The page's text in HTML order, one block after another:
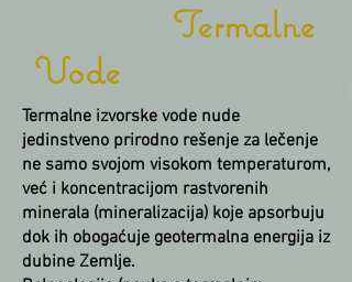
Termalne
Vode
Termalne izvorske vode nude
jedinstveno prirodno rešenje za lečenje
ne samo svojom visokom temperaturom,
već i koncentracijom rastvorenih
minerala (mineralizacija) koje apsorbuju
dok ih obogaćuje geotermalna energija iz
dubine Zemlje.